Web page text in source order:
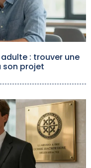
: trouver une
projet